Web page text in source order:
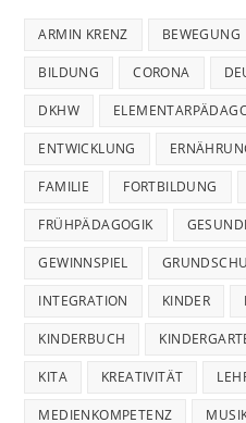
ARMIN KRENZ BEWEGUNG
BILDUNG CORONA
DKHW
ENTWICKLUNG
FAMILIE FORTBILDUNG
FRÜHPÄDAGOGIK
GEWINNSPIEL
INTEGRATION KINDER
KINDERBUCH
KITA KREATIVITÄT
MEDIENKOMPETENZ